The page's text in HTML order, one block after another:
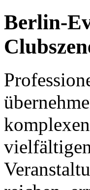
Berlin-